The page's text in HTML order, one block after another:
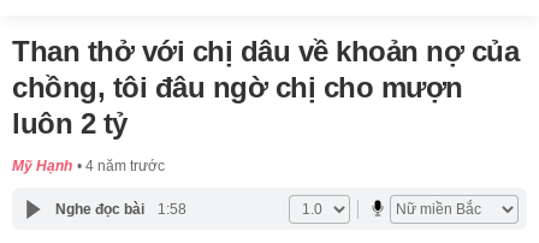
Than thở với chị dâu về khoản nợ của
chồng, tôi đâu ngờ chị cho mượn
luôn 2 tỷ
Mỹ Hạnh 4 năm trước
Nghe đọc bài 1:58